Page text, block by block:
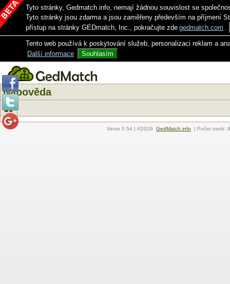
Tyto stránky, Gedmatch.info, nemají žádnou souvislost se
Tyto stránky jsou zdarma a jsou zaměřeny především na příjmení
přístup na stránky GEDmatch, Inc., pokračujte zde gedmatch.com .
Tento web používá k poskytování služeb, personalizaci reklam a
Další informace
Souhlasím
Nápověda
Verze 0.54 | ©2026 GedMatch.info | Počet osob: